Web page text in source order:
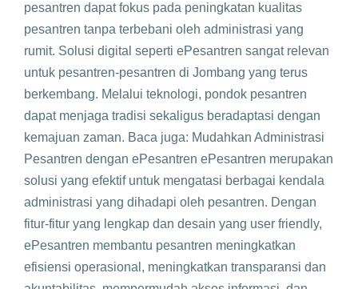
pesantren dapat fokus pada peningkatan kualitas
pesantren tanpa terbebani oleh administrasi yang
rumit. Solusi digital seperti ePesantren sangat relevan
untuk pesantren-pesantren di Jombang yang terus
berkembang. Melalui teknologi, pondok pesantren
dapat menjaga tradisi sekaligus beradaptasi dengan
kemajuan zaman. Baca juga: Mudahkan Administrasi
Pesantren dengan ePesantren ePesantren merupakan
solusi yang efektif untuk mengatasi berbagai kendala
administrasi yang dihadapi oleh pesantren. Dengan
fitur-fitur yang lengkap dan desain yang user friendly,
ePesantren membantu pesantren meningkatkan
efisiensi operasional, meningkatkan transparansi dan